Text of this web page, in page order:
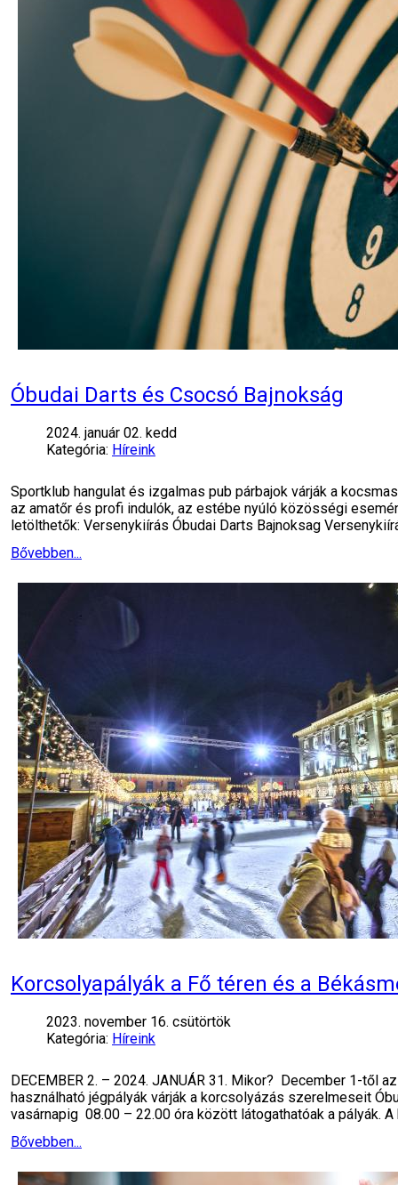
Óbudai Darts és Csocsó Bajnokság
2024. január 02. kedd
Kategória: Híreink
Sportklub hangulat és izgalmas pub párbajok várják a
az amatőr és profi indulók, az estébe nyúló közösségi
letölthetők: Versenykiírás Óbudai Darts Bajnoksag
Bővebben...
Korcsolyapályák a Fő téren és a
2023. november 16. csütörtök
Kategória: Híreink
DECEMBER 2. – 2024. JANUÁR 31. Mikor? December 1-től
használható jégpályák várják a korcsolyázás szerelmeseit
vasárnapig 08.00 – 22.00 óra között látogathatóak a pályák.
Bővebben...